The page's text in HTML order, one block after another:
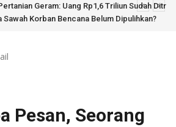
Geram: Uang Rp1,6 Triliun Sudah
Sawah Korban Bencana Belum Dipulihkan?
Pesan, Seorang